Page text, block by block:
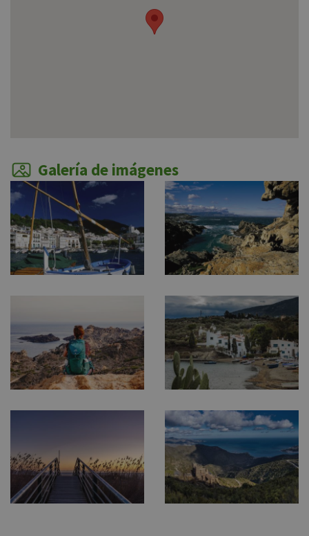
Galería de imágenes